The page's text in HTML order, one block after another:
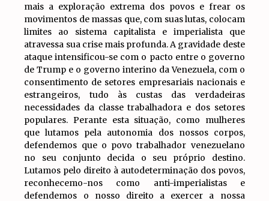
mais a exploração extrema dos povos e frear os
movimentos de massas que, com suas lutas, colocam
limites ao sistema capitalista e imperialista que
atravessa sua crise mais profunda. A gravidade deste
ataque intensificou-se com o pacto entre o governo
de Trump e o governo interino da Venezuela, com o
consentimento de setores empresariais nacionais e
estrangeiros, tudo às custas das verdadeiras
necessidades da classe trabalhadora e dos setores
populares. Perante esta situação, como mulheres
que lutamos pela autonomia dos nossos corpos,
defendemos que o povo trabalhador venezuelano
no seu conjunto decida o seu próprio destino.
Lutamos pelo direito à autodeterminação dos povos,
reconhecemo-nos como anti-imperialistas e
defendemos o nosso direito a exercer a nossa